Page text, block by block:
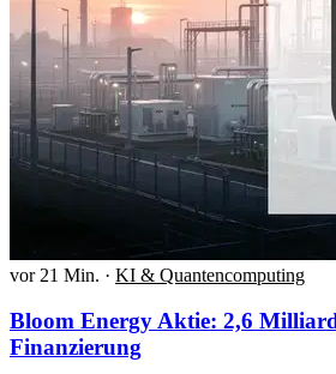
vor 21 Min. · KI & Quantencomputing
Bloom Energy Aktie: 2,6
Finanzierung